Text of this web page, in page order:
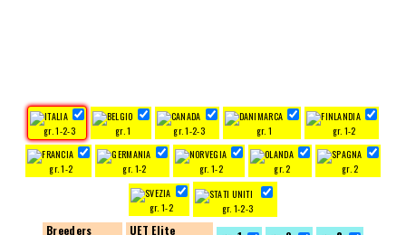
gr. 1-2-3 gr. 1 gr. 1-2-3 gr. 1 gr. 1-2
gr. 1-2 gr. 1-2 gr. 1-2 gr. 2 gr. 2
gr. 1-2 gr. 1-2-3
Breeders
UET Elite